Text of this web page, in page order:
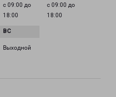
с 09:00 до
18:00
с 09:00 до
18:00
Выходной